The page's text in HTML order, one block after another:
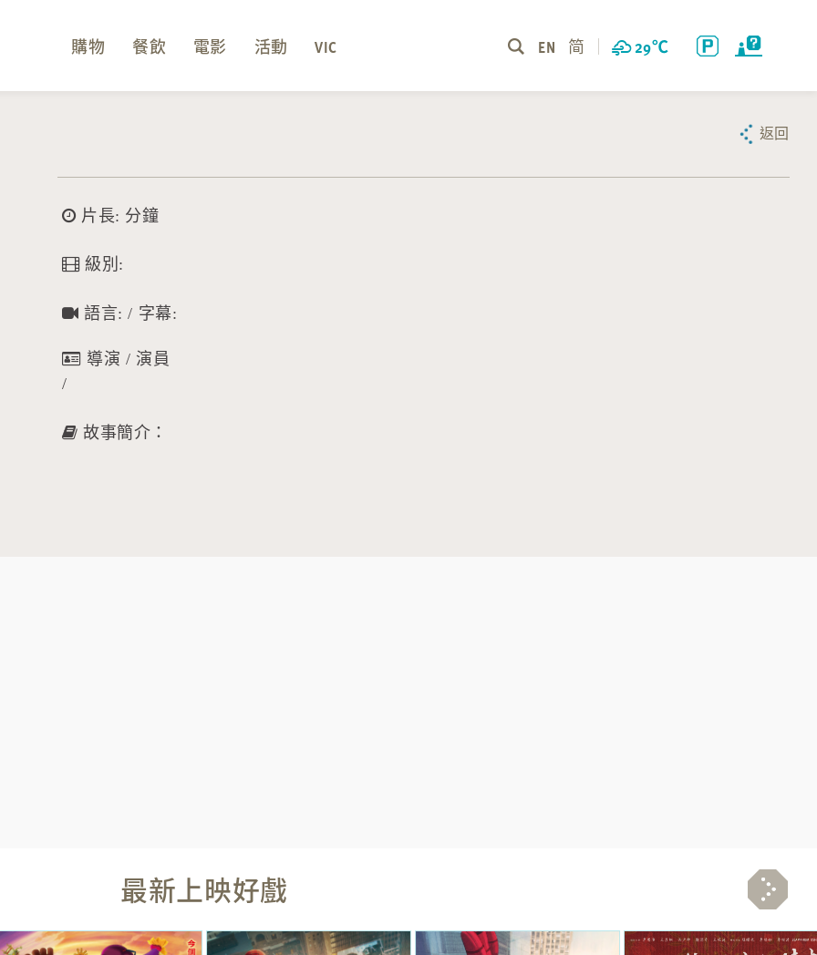
29℃
EN 简
購物 餐飲 電影 活動 VIC
返回
片長: 分鐘
級別:
語言: / 字幕:
導演 / 演員
/
故事簡介：
最新上映好戲